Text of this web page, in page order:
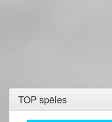
TOP spēles